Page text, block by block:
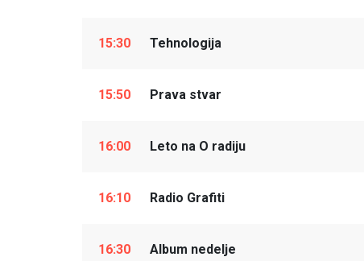
15:30 Tehnologija
15:50 Prava stvar
16:00 Leto na O radiju
16:10 Radio Grafiti
16:30 Album nedelje